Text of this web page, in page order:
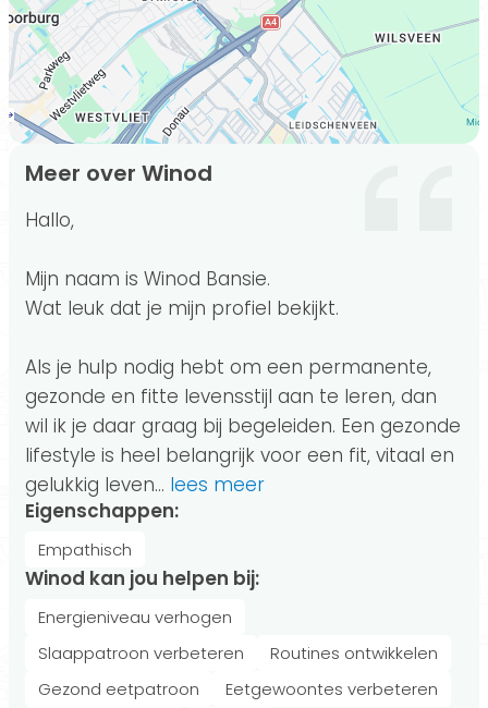
Meer over Winod
Hallo,
Mijn naam is Winod Bansie.
Wat leuk dat je mijn profiel bekijkt.
Als je hulp nodig hebt om een permanente,
gezonde en fitte levensstijl aan te leren, dan
wil ik je daar graag bij begeleiden. Een gezonde
lifestyle is heel belangrijk voor een fit, vitaal en
gelukkig leven... lees meer
Eigenschappen:
Empathisch
Winod kan jou helpen bij:
Energieniveau verhogen
Slaappatroon verbeteren
Routines ontwikkelen
Gezond eetpatroon
Eetgewoontes verbeteren